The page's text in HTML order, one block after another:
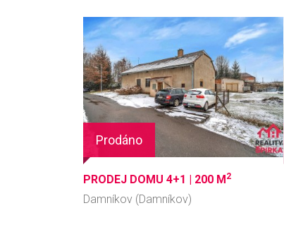
Prodáno
PRODEJ DOMU 4+1 | 200 M2
Damníkov (Damníkov)